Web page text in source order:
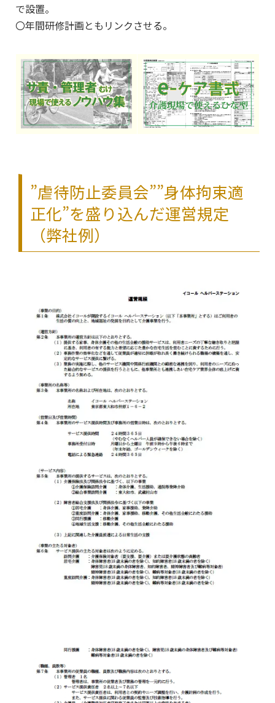
で設置。
〇年間研修計画ともリンクさせる。
”虐待防止委員会””身体拘束適
正化”を盛り込んだ運営規定
（弊社例）